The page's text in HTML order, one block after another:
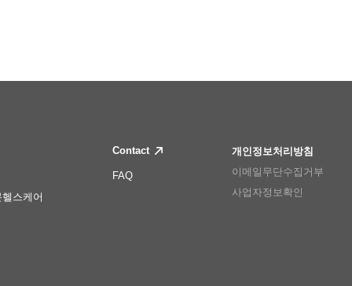
스케어
Contact
FAQ
개인정보처리방침
이메일무단수집거부
사업자정보확인